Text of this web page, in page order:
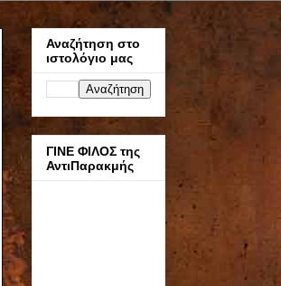
Αναζήτηση στο
ιστολόγιο μας
ΓΙΝΕ ΦΙΛΟΣ της
ΑντιΠαρακμής